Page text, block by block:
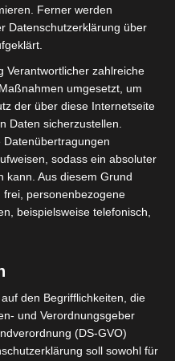
-14:00
2025/2026 - Ligue 2
A| Spieltag 15
0-0
sportif
(CSM) 0
de
(UST) 1
Ferner werden
Datenschutzerklärung über
Verantwortlicher zahlreiche
umgesetzt, um
der über diese Internetseite
Daten sicherzustellen.
sodass ein absoluter
kann. Aus diesem Grund
personenbezogene
beispielsweise telefonisch,
den Begrifflichkeiten, die
und Verordnungsgeber
(DS-GVO)
soll sowohl für